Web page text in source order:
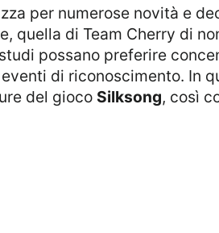
quella di Team Cherry di
possano preferire
di riconoscimento. In
del gioco Silksong, così